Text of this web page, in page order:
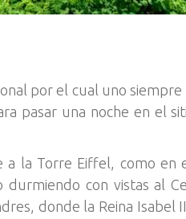
por el cual uno
pasar una noche en el
la Torre Eiffel, como en
con vistas al
donde la Reina Isabel